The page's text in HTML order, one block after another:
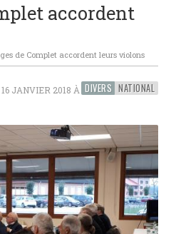
2027 !accordent
de Complet accordent leurs violons
DIVERS NATIONAL
JANVIER 2018 À